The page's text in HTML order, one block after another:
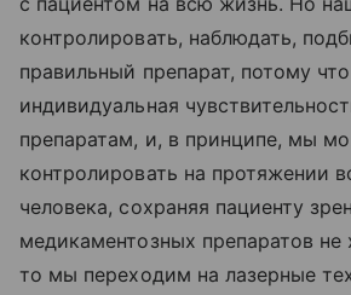
контролировать, наблюдать,
правильный препарат, потому
индивидуальная
препаратам, и, в принципе, мы
контролировать на протяжении
человека, сохраняя пациенту
медикаментозных препаратов не
то мы переходим на лазерные